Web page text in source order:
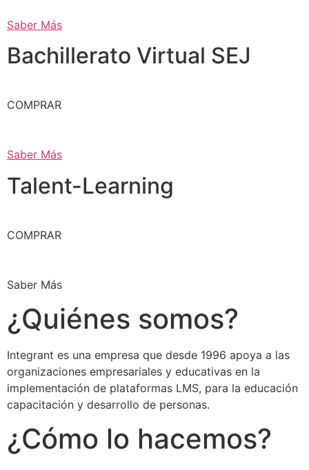
Saber Más
Bachillerato Virtual SEJ
COMPRAR
Saber Más
Talent-Learning
COMPRAR
Saber Más
¿Quiénes somos?
Integrant es una empresa que desde 1996 apoya a las
organizaciones empresariales y educativas en la
implementación de plataformas LMS, para la educación
capacitación y desarrollo de personas.
¿Cómo lo hacemos?